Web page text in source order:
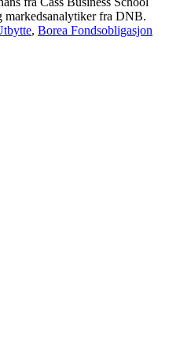
markedsanalytiker fra DNB.
, Borea Fondsobligasjon